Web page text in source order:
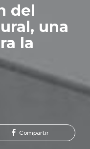
del
una
la
Compartir